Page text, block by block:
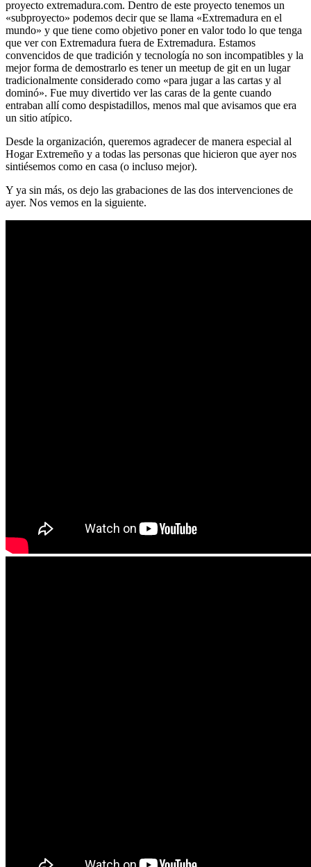
proyecto extremadura.com. Dentro de este proyecto tenemos un
«subproyecto» podemos decir que se llama «Extremadura en el
mundo» y que tiene como objetivo poner en valor todo lo que tenga
que ver con Extremadura fuera de Extremadura. Estamos
convencidos de que tradición y tecnología no son incompatibles y la
mejor forma de demostrarlo es tener un meetup de git en un lugar
tradicionalmente considerado como «para jugar a las cartas y al
dominó». Fue muy divertido ver las caras de la gente cuando
entraban allí como despistadillos, menos mal que avisamos que era
un sitio atípico.
Desde la organización, queremos agradecer de manera especial al
Hogar Extremeño y a todas las personas que hicieron que ayer nos
sintiésemos como en casa (o incluso mejor).
Y ya sin más, os dejo las grabaciones de las dos intervenciones de
ayer. Nos vemos en la siguiente.